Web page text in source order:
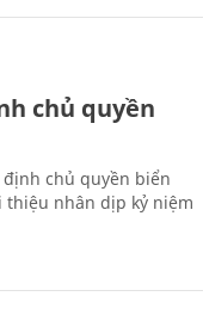
chủ quyền
chủ quyền biển
thiệu nhân dịp kỷ niệm